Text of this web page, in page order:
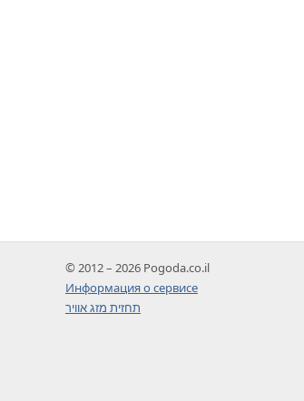
© 2012 – 2026 Pogoda.co.il
Информация о сервисе
תחזית מזג אוויר